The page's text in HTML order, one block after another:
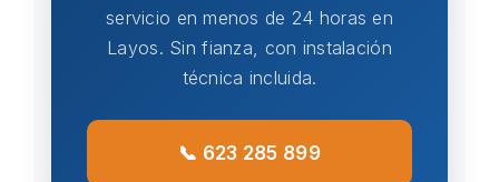
servicio en menos de 24 horas en
Layos. Sin fianza, con instalación
técnica incluida.
📞 623 285 899